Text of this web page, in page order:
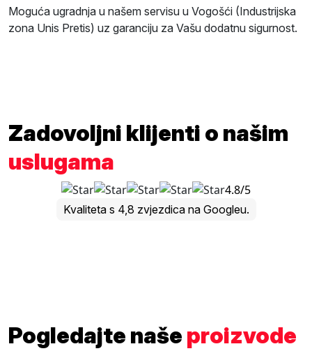
Moguća ugradnja u našem servisu u Vogošći (Industrijska
zona Unis Pretis) uz garanciju za Vašu dodatnu sigurnost.
Zadovoljni klijenti o našim
uslugama
4.8/5
Kvaliteta s 4,8 zvjezdica na Googleu.
Pogledajte naše proizvode